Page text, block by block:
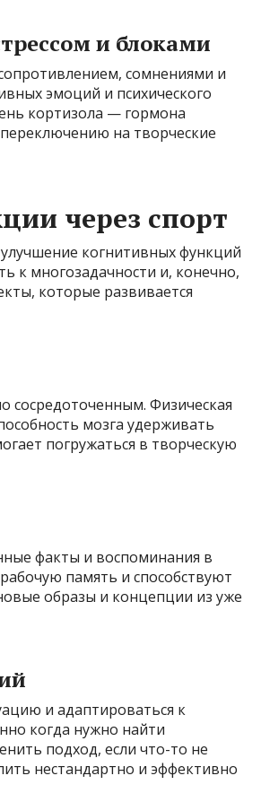
и блоками
сомнениями и
эмоций и психического
кортизола — гормона
переключению на творческие
через спорт
когнитивных функций
к многозадачности и, конечно,
которые развивается
сосредоточенным. Физическая
мозга удерживать
погружаться в творческую
факты и воспоминания в
память и способствуют
образы и концепции из уже
и адаптироваться к
когда нужно найти
подход, если что-то не
нестандартно и эффективно